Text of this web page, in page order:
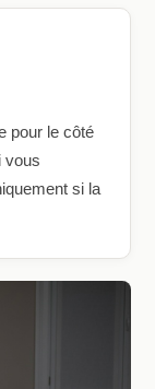
pour le côté
vous
si la